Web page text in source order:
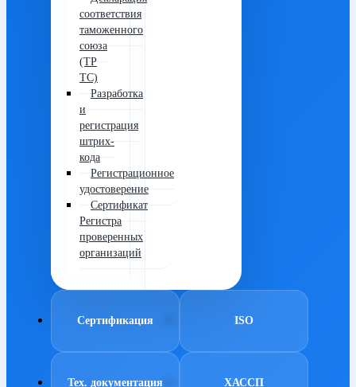
соответствия
таможенного
союза
(ТР
ТС)
Разработка
и
регистрация
штрих-
кода
Регистрационное
удостоверение
Сертификат
Регистра
проверенных
организаций
Сертификация ISO
Тех. документация ХАССП